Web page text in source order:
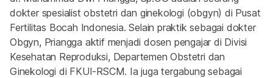
dokter spesialist obstetri dan ginekologi (obgyn) di Pusat
Fertilitas Bocah Indonesia. Selain praktik sebagai dokter
Obgyn, Priangga aktif menjadi dosen pengajar di Divisi
Kesehatan Reproduksi, Departemen Obstetri dan
Ginekologi di FKUI-RSCM. Ia juga tergabung sebagai